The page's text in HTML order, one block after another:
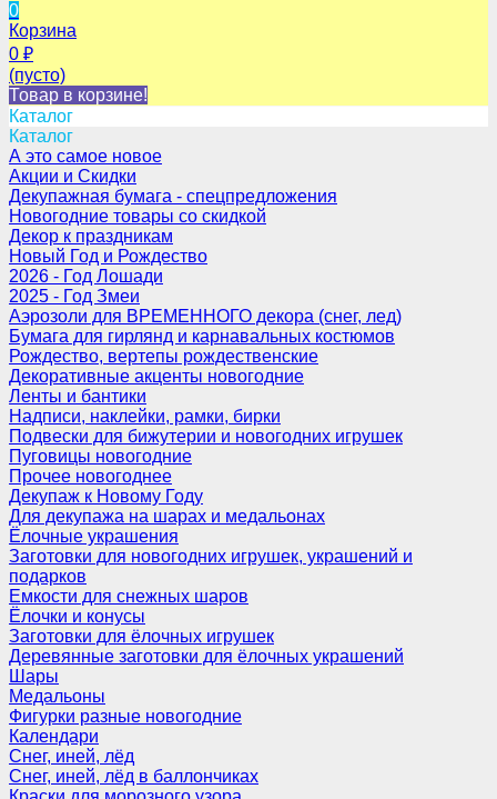
0
Корзина
0 ₽
(пусто)
Товар в корзине!
Каталог
Каталог
А это самое новое
Акции и Скидки
Декупажная бумага - спецпредложения
Новогодние товары со скидкой
Декор к праздникам
Новый Год и Рождество
2026 - Год Лошади
2025 - Год Змеи
Аэрозоли для ВРЕМЕННОГО декора (снег, лед)
Бумага для гирлянд и карнавальных костюмов
Рождество, вертепы рождественские
Декоративные акценты новогодние
Ленты и бантики
Надписи, наклейки, рамки, бирки
Подвески для бижутерии и новогодних игрушек
Пуговицы новогодние
Прочее новогоднее
Декупаж к Новому Году
Для декупажа на шарах и медальонах
Ёлочные украшения
Заготовки для новогодних игрушек, украшений и
подарков
Емкости для снежных шаров
Ёлочки и конусы
Заготовки для ёлочных игрушек
Деревянные заготовки для ёлочных украшений
Шары
Медальоны
Фигурки разные новогодние
Календари
Снег, иней, лёд
Снег, иней, лёд в баллончиках